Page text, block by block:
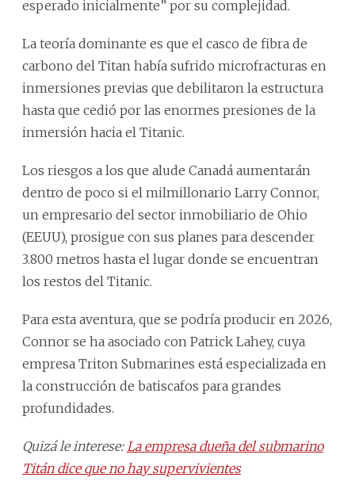
esperado inicialmente” por su complejidad.
La teoría dominante es que el casco de fibra de
carbono del Titan había sufrido microfracturas en
inmersiones previas que debilitaron la estructura
hasta que cedió por las enormes presiones de la
inmersión hacia el Titanic.
Los riesgos a los que alude Canadá aumentarán
dentro de poco si el milmillonario Larry Connor,
un empresario del sector inmobiliario de Ohio
(EEUU), prosigue con sus planes para descender
3.800 metros hasta el lugar donde se encuentran
los restos del Titanic.
Para esta aventura, que se podría producir en 2026,
Connor se ha asociado con Patrick Lahey, cuya
empresa Triton Submarines está especializada en
la construcción de batiscafos para grandes
profundidades.
Quizá le interese: La empresa dueña del submarino
Titán dice que no hay supervivientes